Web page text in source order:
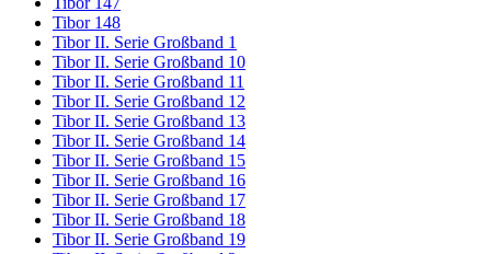
Tibor 148
Tibor II. Serie Großband 1
Tibor II. Serie Großband 10
Tibor II. Serie Großband 11
Tibor II. Serie Großband 12
Tibor II. Serie Großband 13
Tibor II. Serie Großband 14
Tibor II. Serie Großband 15
Tibor II. Serie Großband 16
Tibor II. Serie Großband 17
Tibor II. Serie Großband 18
Tibor II. Serie Großband 19